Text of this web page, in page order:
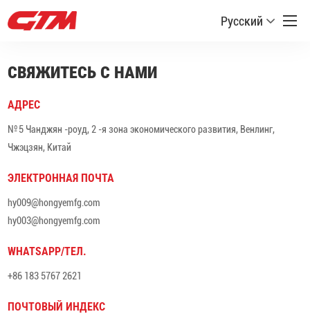
Русский
СВЯЖИТЕСЬ С НАМИ
АДРЕС
№ 5 Чанджян -роуд, 2 -я зона экономического развития, Венлинг,
Чжэцзян, Китай
ЭЛЕКТРОННАЯ ПОЧТА
hy009@hongyemfg.com
hy003@hongyemfg.com
WHATSAPP/ТЕЛ.
+86 183 5767 2621
ПОЧТОВЫЙ ИНДЕКС